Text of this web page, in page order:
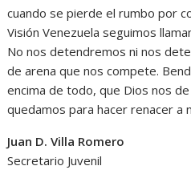
cuando se pierde el rumbo por
Visión Venezuela seguimos
No nos detendremos ni nos
de arena que nos compete.
encima de todo, que Dios nos
quedamos para hacer renacer a
Juan D. Villa Romero
Secretario Juvenil